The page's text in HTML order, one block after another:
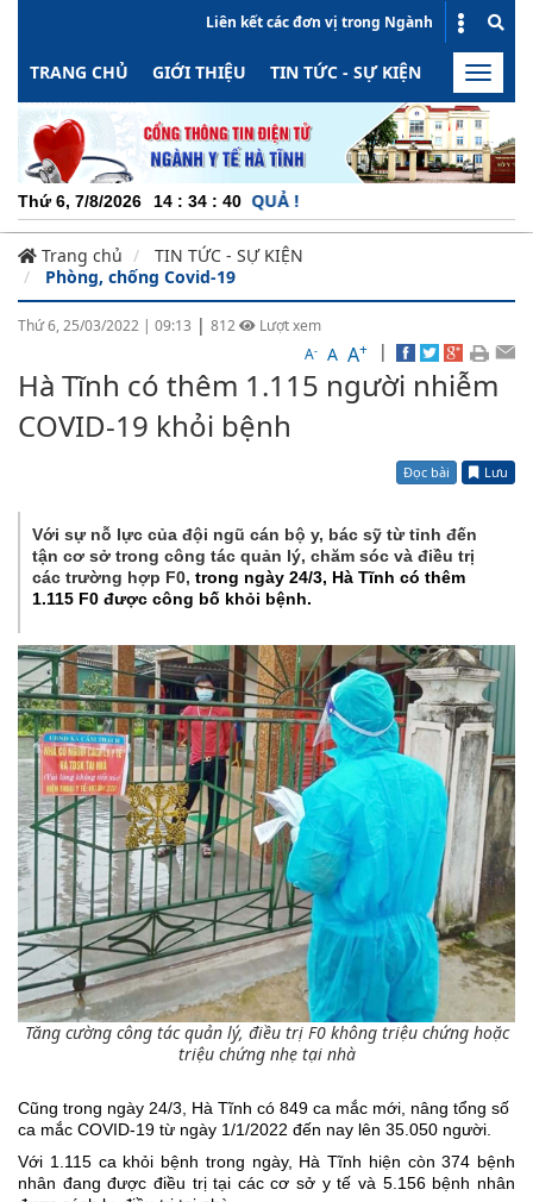
Liên kết các đơn vị trong Ngành
TRANG CHỦ GIỚI THIỆU TIN TỨC - SỰ KIỆN HOẠT
Toggle
Thứ 6, 7/8/2026 14 : 34 : 40
- MINH BẠCH - HIỆU QUẢ !
Trang chủ
TIN TỨC - SỰ KIỆN
Phòng, chống Covid-19
Thứ 6, 25/03/2022 | 09:13 | 812
Lượt xem
A- A A+ |
Hà Tĩnh có thêm 1.115 người nhiễm
COVID-19 khỏi bệnh
Đọc bài Lưu
Với sự nỗ lực của đội ngũ cán bộ y, bác sỹ từ tỉnh đến
tận cơ sở trong công tác quản lý, chăm sóc và điều trị
các trường hợp F0, trong ngày 24/3, Hà Tĩnh có thêm
1.115 F0 được công bố khỏi bệnh.
Tăng cường công tác quản lý, điều trị F0 không triệu chứng hoặc
triệu chứng nhẹ tại nhà
Cũng trong ngày 24/3, Hà Tĩnh có 849 ca mắc mới, nâng tổng số
ca mắc COVID-19 từ ngày 1/1/2022 đến nay lên 35.050 người.
Với 1.115 ca khỏi bệnh trong ngày, Hà Tĩnh hiện còn 374 bệnh
nhân đang được điều trị tại các cơ sở y tế và 5.156 bệnh nhân